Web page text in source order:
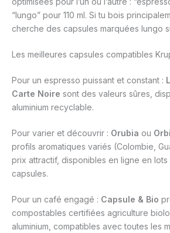
“lungo” pour 110 ml. Si tu bois
cherche des capsules marquées lungo
Les meilleures capsules compatibles
Pour un espresso puissant et constant :
Carte Noire sont des valeurs sûres,
aluminium recyclable.
Pour varier et découvrir : Orubia ou
profils aromatiques variés (Colombie,
prix attractif, disponibles en ligne en
capsules.
Pour un café engagé : Capsule & Bio
compostables certifiées agriculture
aluminium, compatibles avec toutes les